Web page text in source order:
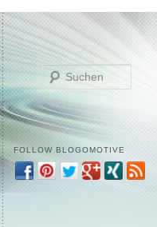
FOLLOW BLOGOMOTIVE